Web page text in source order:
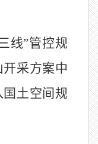
线”管控规
采方案中
土空间规